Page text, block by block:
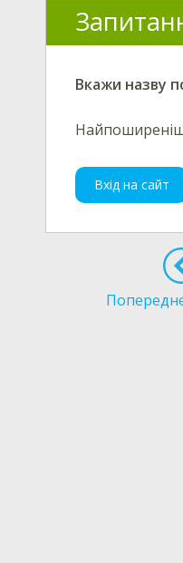
Вкажи назву
Вхід на сайт